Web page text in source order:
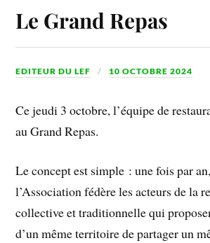
Le Grand Repas
EDITEUR DU LEF 10 OCTOBRE 2024
Ce jeudi 3 octobre, l’équipe de
au Grand Repas.
Le concept est simple : une fois par
l’Association fédère les acteurs de la
collective et traditionnelle qui
d’un même territoire de partager un